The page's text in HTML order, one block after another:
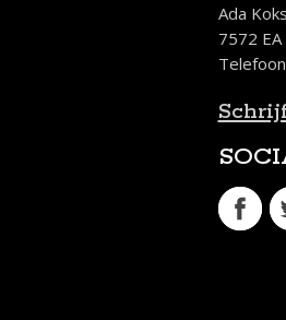
Ada
7572